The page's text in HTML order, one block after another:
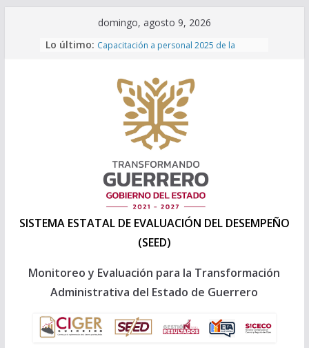
domingo, agosto 9, 2026
Lo último: Capacitación a personal 2025 de la
INEGI – POBREZA MULTIDIMENSIONAL
Programa Anual de Evaluación 2026
Formatos Presupuesto 2027
Formatos Presupuesto 2026
SISTEMA ESTATAL DE EVALUACIÓN DEL DESEMPEÑO
(SEED)
Monitoreo y Evaluación para la Transformación
Administrativa del Estado de Guerrero